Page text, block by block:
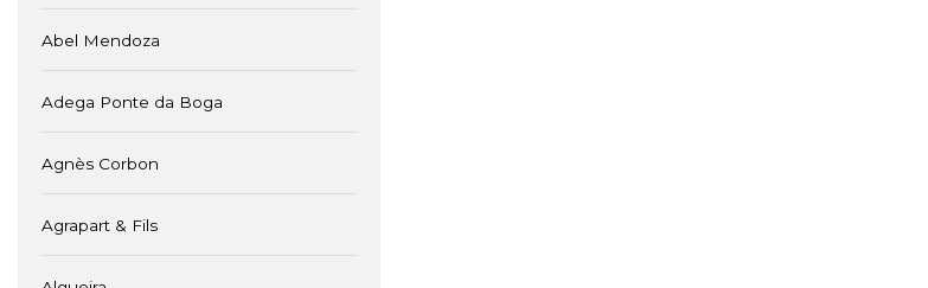
Abel Mendoza
Adega Ponte da Boga
Agnès Corbon
Agrapart & Fils